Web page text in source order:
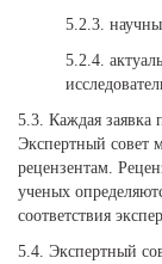
5.2.3.
5.2.4.
5.3. Каждая заявка
Экспертный совет
рецензентам.
ученых
соответствия
5.4. Экспертный